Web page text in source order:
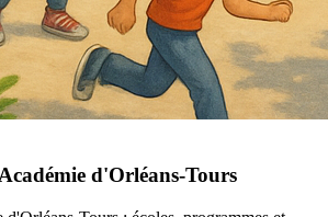
d'Orléans-Tours